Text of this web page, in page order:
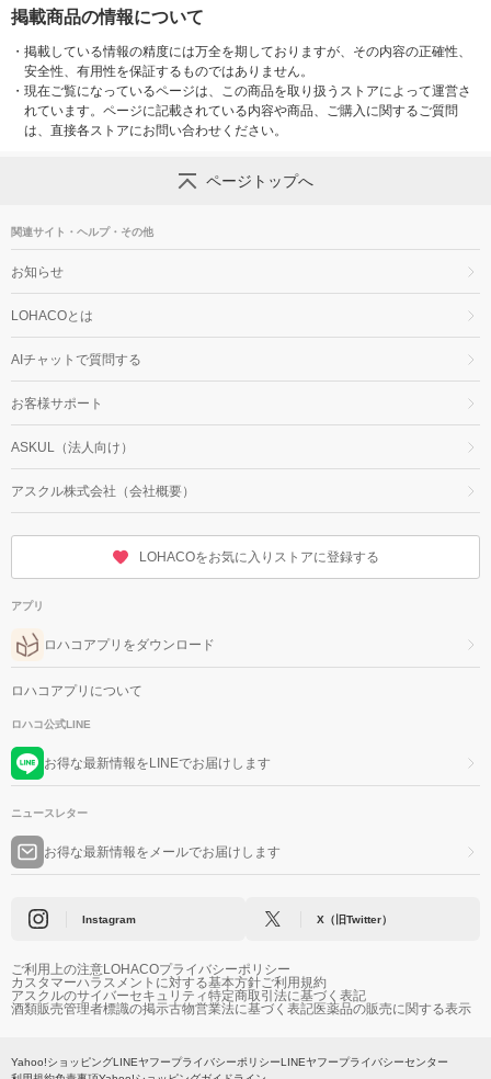
掲載商品の情報について
・ 掲載している情報の精度には万全を期しておりますが、その内容の正確性、
安全性、有用性を保証するものではありません。
・ 現在ご覧になっているページは、この商品を取り扱うストアによって運営さ
れています。ページに記載されている内容や商品、ご購入に関するご質問
は、直接各ストアにお問い合わせください。
ページトップへ
関連サイト・ヘルプ・その他
お知らせ
LOHACOとは
AIチャットで質問する
お客様サポート
ASKUL（法人向け）
アスクル株式会社（会社概要）
LOHACOをお気に入りストアに登録する
アプリ
ロハコアプリをダウンロード
ロハコアプリについて
ロハコ公式LINE
お得な最新情報をLINEでお届けします
ニュースレター
お得な最新情報をメールでお届けします
Instagram X（旧Twitter）
ご利用上の注意LOHACOプライバシーポリシー
カスタマーハラスメントに対する基本方針ご利用規約
アスクルのサイバーセキュリティ特定商取引法に基づく表記
酒類販売管理者標識の掲示古物営業法に基づく表記医薬品の販売に関する表示
Yahoo!ショッピングLINEヤフープライバシーポリシーLINEヤフープライバシーセンター